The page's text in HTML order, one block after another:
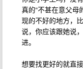
真的“不甚在意父母
现的不好的地方，
说，你应该跟她说
进。
想要找更好的就直